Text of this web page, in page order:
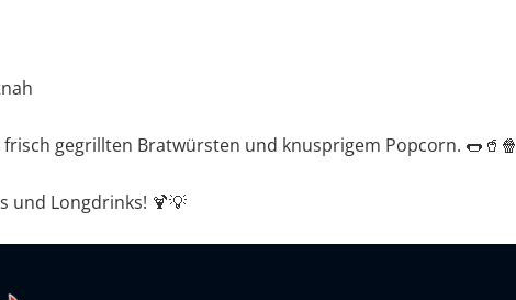
gegrillten Bratwürsten und knusprigem Popcorn. 🌭🥤🍿
und Longdrinks! 🍹💡